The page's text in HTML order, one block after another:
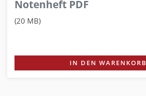
Notenheft PDF
(20 MB)
IN DEN WARENKORB